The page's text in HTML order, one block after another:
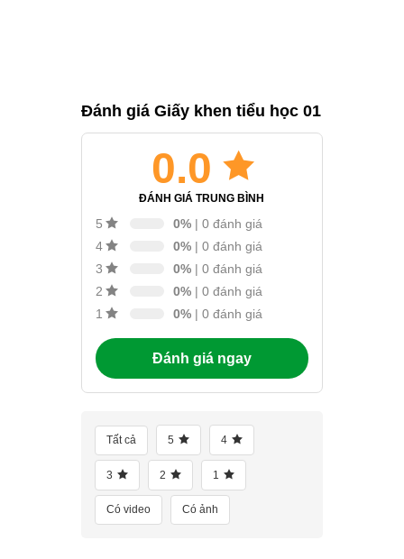
Đánh giá Giấy khen tiểu học 01
0.0
ĐÁNH GIÁ TRUNG BÌNH
5 0% | 0 đánh giá
4
0% | 0 đánh giá
3
0% | 0 đánh giá
2
0% | 0 đánh giá
1
0% | 0 đánh giá
Đánh giá ngay
Tất cả 5 4
3 2 1
Có video Có ảnh